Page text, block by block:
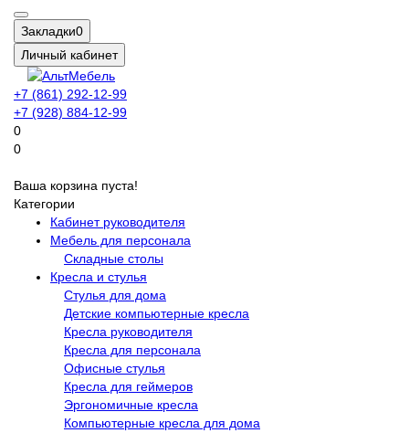
Закладки0
Личный кабинет
+7 (861) 292-12-99
+7 (928) 884-12-99
0
0
Ваша корзина пуста!
Категории
Кабинет руководителя
Мебель для персонала
Складные столы
Кресла и стулья
Стулья для дома
Детские компьютерные кресла
Кресла руководителя
Кресла для персонала
Офисные стулья
Кресла для геймеров
Эргономичные кресла
Компьютерные кресла для дома